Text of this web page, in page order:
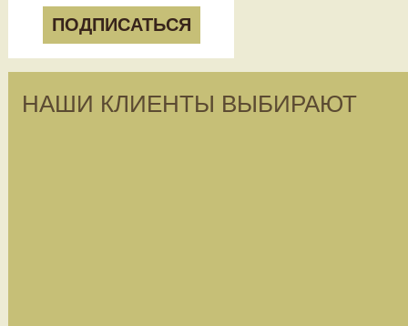
ПОДПИСАТЬСЯ
НАШИ КЛИЕНТЫ ВЫБИРАЮТ